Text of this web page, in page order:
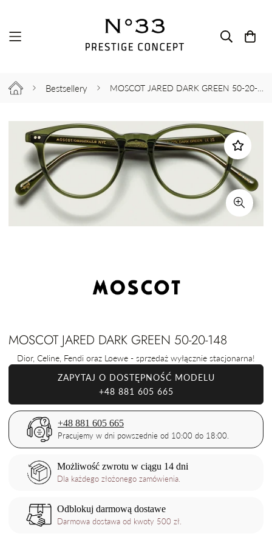
Bestsellery MOSCOT JARED DARK GREEN 50-20-148
MOSCOT JARED DARK GREEN 50-20-148
Dior, Celine, Fendi oraz Loewe - sprzedaż wyłącznie stacjonarna!
ZAPYTAJ O DOSTĘPNOŚĆ MODELU
+48 881 605 665
+48 881 605 665
Pracujemy w dni powszednie od 10:00 do 18:00.
Możliwość zwrotu w ciągu 14 dni
Dla każdego złożonego zamówienia.
Odblokuj darmową dostawe
Darmowa dostawa od kwoty 500 zł.